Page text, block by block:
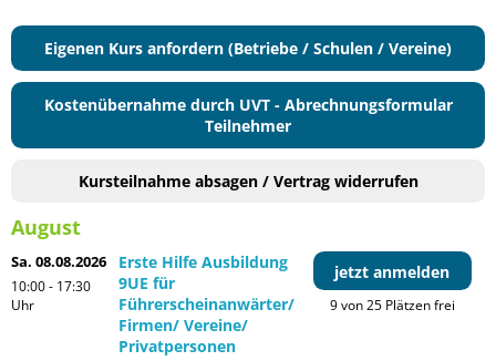
Eigenen Kurs anfordern (Betriebe / Schulen / Vereine)
Kostenübernahme durch UVT - Abrechnungsformular
Teilnehmer
Kursteilnahme absagen / Vertrag widerrufen
August
Sa. 08.08.2026
10:00 - 17:30
Uhr
Erste Hilfe Ausbildung
9UE für
Führerscheinanwärter/
Firmen/ Vereine/
Privatpersonen
jetzt anmelden
9 von 25 Plätzen frei